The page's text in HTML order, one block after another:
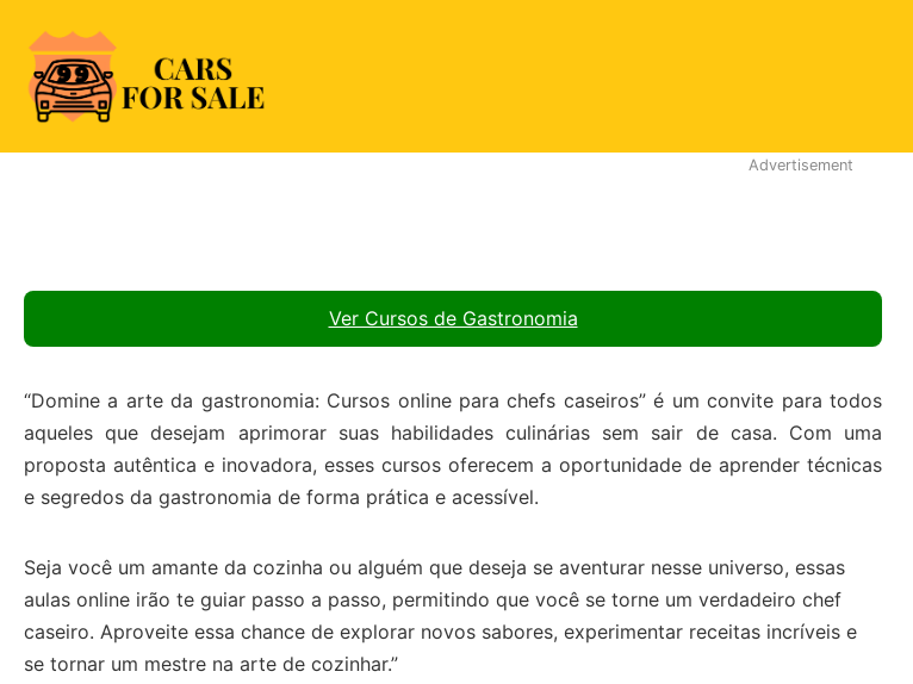
content
99CarsforSale Advertisement
Ver Cursos de Gastronomia
“Domine a arte da gastronomia: Cursos online para chefs caseiros” é um convite para todos
aqueles que desejam aprimorar suas habilidades culinárias sem sair de casa. Com uma
proposta autêntica e inovadora, esses cursos oferecem a oportunidade de aprender técnicas
e segredos da gastronomia de forma prática e acessível.
Seja você um amante da cozinha ou alguém que deseja se aventurar nesse universo, essas
aulas online irão te guiar passo a passo, permitindo que você se torne um verdadeiro chef
caseiro. Aproveite essa chance de explorar novos sabores, experimentar receitas incríveis e
se tornar um mestre na arte de cozinhar.”